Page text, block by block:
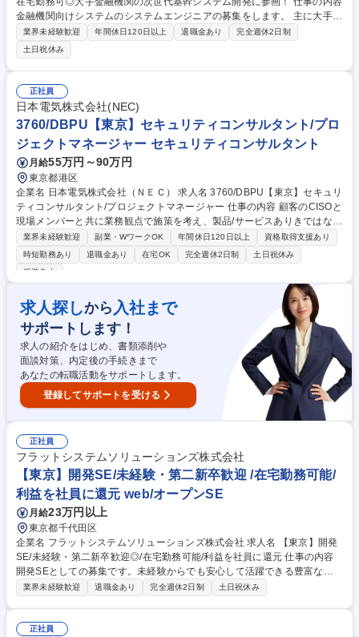
金融機関向けシステムのシステムエンジニアの募集をします。 主に大手企
業（金融）の案件にアサインいたします。 いずれはご希望があれば上流工
程のお仕事もお任せいたします。 【当社の案件例】 ◎日立グループやNE
Cグループ等、大手企業の様々な案件に携わります。 クライアントからの
信頼が厚いベテランSEが多数在籍し、強固な関係を構築している為、大
手企業との直接取引を可能としています。 ◎直接取引ができる強みを活か
して、早い段階から、大規模案件の最上流 工程や最先端技術に触れる事
で、技術者として成長できる環境です。 募集職種 【東京】SE/在宅勤務可
◎大手金融機関の次世代基幹システム開発に参画！
業界未経験歓迎 年間休日120日以上 退職金あり
完全週休2日制
土日祝休み
正社員
日本電気株式会社(NEC)
3760/DBPU【東京】セキュリティコンサルタント/プロ
ジェクトマネージャー セキュリティコンサルタント
月給55万円～90万円
東京都港区
企業名 日本電気株式会社（ＮＥＣ） 求人名 3760/DBPU【東京】セキュリ
ティコンサルタント/プロジェクトマネージャー 仕事の内容 顧客のCISOと
現場メンバーと共に業務観点で施策を考え、製品/サービスありきではな
く、真にお客様に必要なソリューションをNECが持つ全てのアセットを使
ってお客様と一緒にプロジェクト推進をお任せします。 【詳細】顧客のセ
キュリティ対策の現状を可視化し課題を特定、特定した課題に関して具体
況/要望に合わせ、効果的な施策の立案・提案・デリバリーを実施、またセ
キュリティ対策の要件定義及び設計、構築、運用/保守のデリバリー支援ま
でお任せします。その他セキュリティの脅威/リスク分析、重大インシデン
ト発生時のサポート等もございます。 募集職種 3760/DBPU【東京】セキ
ュリティコンサルタント/プロジェクトマネージャー
業界未経験歓迎 副業・WワークOK 年間休日120日以上
資格取得支援あり
時短勤務あり
退職金あり 在宅OK 完全週休2日制
土日祝休み
服装自由
求人探しから 入社まで
サポートします！
求人の紹介をはじめ、書類添削や
面談対策、内定後の手続きまで
あなたの転職活動をサポートします。
登録してサポートを受ける
正社員
フラットシステムソリューションズ株式会社
【東京】開発SE/未経験・第二新卒歓迎 /在宅勤務可能/
利益を社員に還元 web/オープンSE
月給23万円以上
東京都千代田区
企業名 フラットシステムソリューションズ株式会社 求人名 【東京】開発
SE/未経験・第二新卒歓迎◎/在宅勤務可能/利益を社員に還元 仕事の内容
開発SEとしての募集です。未経験からでも安心して活躍できる豊富な教
育制度がございます。主に大手企業（メーカー・金融）や官公庁のエンジ
信頼が厚いベテランSEが多数在籍し、強固な関係を 構築している為、大
業界未経験歓迎 退職金あり 完全週休2日制 土日祝休み
正社員